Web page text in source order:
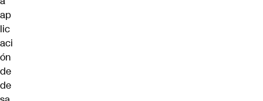
ap
lic
aci
ón
de
de